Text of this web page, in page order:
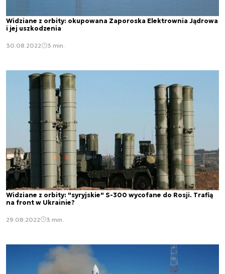
Widziane z orbity: okupowana Zaporoska Elektrownia Jądrowa
i jej uszkodzenia
30.08.2022 3 min.
Widziane z orbity: "syryjskie" S-300 wycofane do Rosji. Trafią
na front w Ukrainie?
29.08.2022 3 min.